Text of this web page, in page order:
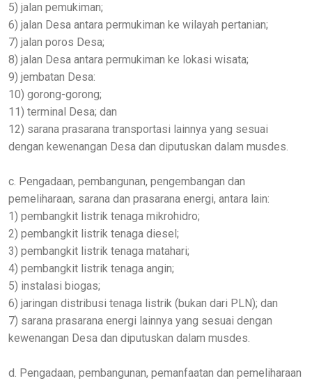
5) jalan pemukiman;
6) jalan Desa antara permukiman ke wilayah pertanian;
7) jalan poros Desa;
8) jalan Desa antara permukiman ke lokasi wisata;
9) jembatan Desa:
10) gorong-gorong;
11) terminal Desa; dan
12) sarana prasarana transportasi lainnya yang sesuai
dengan kewenangan Desa dan diputuskan dalam musdes.
c. Pengadaan, pembangunan, pengembangan dan
pemeliharaan, sarana dan prasarana energi, antara lain:
1) pembangkit listrik tenaga mikrohidro;
2) pembangkit listrik tenaga diesel;
3) pembangkit listrik tenaga matahari;
4) pembangkit listrik tenaga angin;
5) instalasi biogas;
6) jaringan distribusi tenaga listrik (bukan dari PLN); dan
7) sarana prasarana energi lainnya yang sesuai dengan
kewenangan Desa dan diputuskan dalam musdes.
d. Pengadaan, pembangunan, pemanfaatan dan pemeliharaan